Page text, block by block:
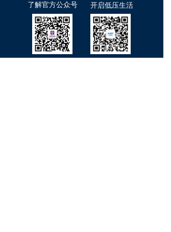
了解官方公众号 开启低压生活